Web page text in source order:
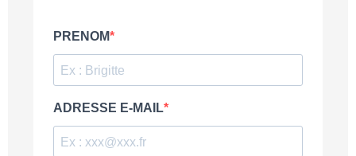
PRENOM
ADRESSE E-MAIL